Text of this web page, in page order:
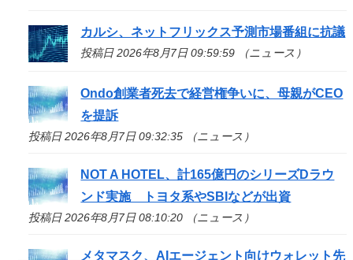
カルシ、ネットフリックス予測市場番組に抗議
投稿日 2026年8月7日 09:59:59 （ニュース）
Ondo創業者死去で経営権争いに、母親がCEO
を提訴
投稿日 2026年8月7日 09:32:35 （ニュース）
NOT A HOTEL、計165億円のシリーズDラウ
ンド実施 トヨタ系やSBIなどが出資
投稿日 2026年8月7日 08:10:20 （ニュース）
メタマスク、AIエージェント向けウォレット先